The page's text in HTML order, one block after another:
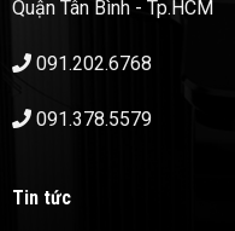
Quận Tân Bình - Tp.HCM
091.202.6768
091.378.5579
Tin tức